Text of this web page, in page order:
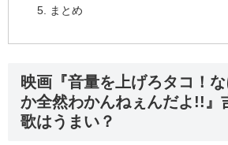
まとめ
映画『音量を上げろタコ！
か全然わかんねぇんだよ!!』
歌はうまい？